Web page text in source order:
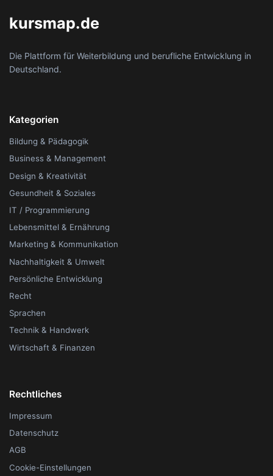
kursmap.de
Die Plattform für Weiterbildung und berufliche Entwicklung in
Deutschland.
Kategorien
Bildung & Pädagogik
Business & Management
Design & Kreativität
Gesundheit & Soziales
IT / Programmierung
Lebensmittel & Ernährung
Marketing & Kommunikation
Nachhaltigkeit & Umwelt
Persönliche Entwicklung
Recht
Sprachen
Technik & Handwerk
Wirtschaft & Finanzen
Rechtliches
Impressum
Datenschutz
AGB
Cookie-Einstellungen